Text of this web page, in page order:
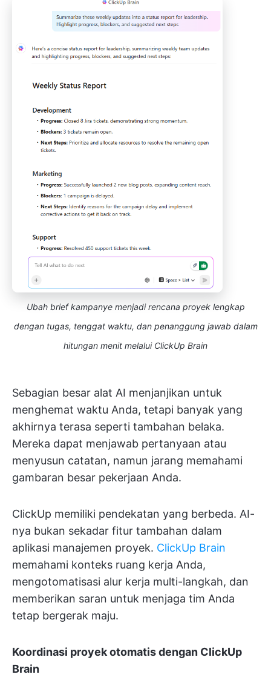
Ubah brief kampanye menjadi rencana proyek lengkap
dengan tugas, tenggat waktu, dan penanggung jawab dalam
hitungan menit melalui ClickUp Brain
Sebagian besar alat AI menjanjikan untuk
menghemat waktu Anda, tetapi banyak yang
akhirnya terasa seperti tambahan belaka.
Mereka dapat menjawab pertanyaan atau
menyusun catatan, namun jarang memahami
gambaran besar pekerjaan Anda.
ClickUp memiliki pendekatan yang berbeda. AI-
nya bukan sekadar fitur tambahan dalam
aplikasi manajemen proyek. ClickUp Brain
memahami konteks ruang kerja Anda,
mengotomatisasi alur kerja multi-langkah, dan
memberikan saran untuk menjaga tim Anda
tetap bergerak maju.
Koordinasi proyek otomatis dengan ClickUp
Brain